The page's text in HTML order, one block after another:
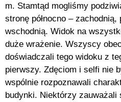
m. Stamtąd mogliśmy
stronę północno – zachodnią,
wschodnią. Widok na
duże wrażenie. Wszyscy
doświadczali tego widoku z
pierwszy. Zdęciom i selfi nie
wspólnie rozpoznawali
budynki. Niektórzy zauważali